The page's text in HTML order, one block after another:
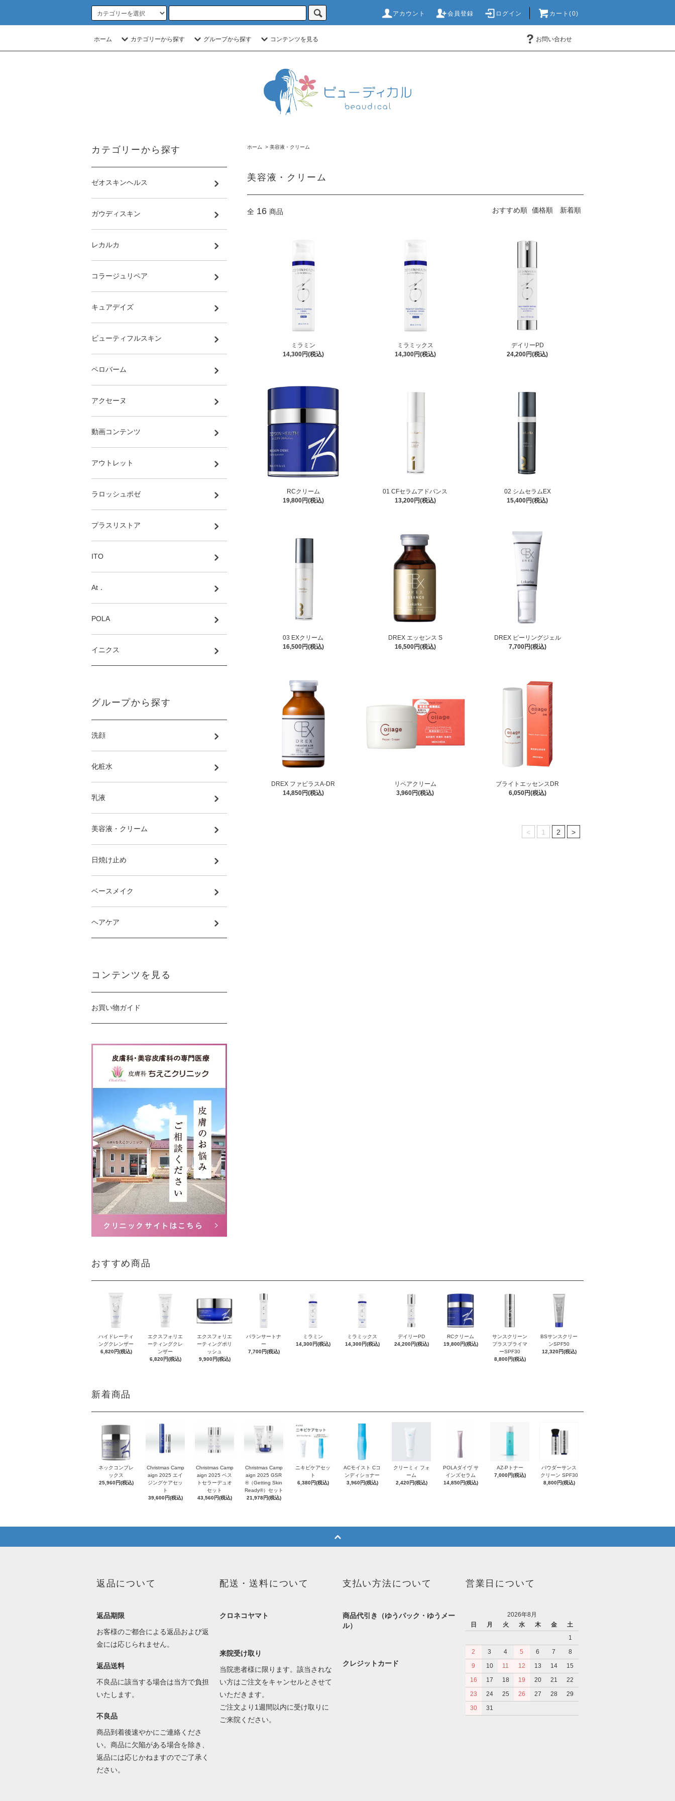
アカウント 会員登録 ログイン カート(0)
ホーム カテゴリーから探す グループから探す コンテンツを見る お問い合わせ
ホーム > 美容液・クリーム
美容液・クリーム
全 16 商品 おすすめ順 価格順 新着順
ミラミン
14,300円(税込)
ミラミックス
14,300円(税込)
デイリーPD
24,200円(税込)
RCクリーム
19,800円(税込)
01 CFセラムアドバンス
13,200円(税込)
02 シムセラムEX
15,400円(税込)
03 EXクリーム
16,500円(税込)
DREX エッセンス S
16,500円(税込)
DREX ピーリングジェル
7,700円(税込)
DREX ファビラスA-DR
14,850円(税込)
リペアクリーム
3,960円(税込)
ブライトエッセンスDR
6,050円(税込)
< 1 2 >
カテゴリーから探す
ゼオスキンヘルス
ガウディスキン
レカルカ
コラージュリペア
キュアデイズ
ビューティフルスキン
ペロバーム
アクセーヌ
動画コンテンツ
アウトレット
ラロッシュポゼ
プラスリストア
ITO
At．
POLA
イニクス
グループから探す
洗顔
化粧水
乳液
美容液・クリーム
日焼け止め
ベースメイク
ヘアケア
コンテンツを見る
お買い物ガイド
おすすめ商品
ハイドレーティ
ングクレンザー
6,820円(税込)
エクスフォリエ
ーティングクレ
ンザー
6,820円(税込)
エクスフォリエ
ーティングポリ
ッシュ
9,900円(税込)
バランサートナ
ー
7,700円(税込)
ミラミン
14,300円(税込)
ミラミックス
14,300円(税込)
デイリーPD
24,200円(税込)
RCクリーム
19,800円(税込)
サンスクリーン
プラスプライマ
ーSPF30
8,800円(税込)
BSサンスクリー
ンSPF50
12,320円(税込)
新着商品
ネックコンプレ
ックス
25,960円(税込)
Christmas Camp
aign 2025 エイ
ジングケアセッ
ト
39,600円(税込)
Christmas Camp
aign 2025 ベス
トセラーデュオ
セット
43,560円(税込)
Christmas Camp
aign 2025 GSR
®（Getting Skin
Ready®）セット
21,978円(税込)
ニキビケアセッ
ト
6,380円(税込)
ACモイスト Cコ
ンディショナー
3,960円(税込)
クリーミィ フォ
ーム
2,420円(税込)
POLAダイヴ サ
インズセラム
14,850円(税込)
AZ-Pトナー
7,000円(税込)
パウダーサンス
クリーン SPF30
8,800円(税込)
返品について
返品期限
お客様のご都合による返品および返
金には応じられません。
返品送料
不良品に該当する場合は当方で負担
いたします。
不良品
商品到着後速やかにご連絡くださ
い。商品に欠陥がある場合を除き、
返品には応じかねますのでご了承く
ださい。
配送・送料について
クロネコヤマト
来院受け取り
当院患者様に限ります。該当されな
い方はご注文をキャンセルとさせて
いただきます。
ご注文より1週間以内に受け取りに
ご来院ください。
支払い方法について
商品代引き（ゆうパック・ゆうメー
ル）
クレジットカード
営業日について
2026年8月
日
月 火 水 木 金
土
1
2
3 4 5 6 7
8
9
10 11 12 13 14
15
16
17 18 19 20 21
22
23
24 25 26 27 28
29
30
31